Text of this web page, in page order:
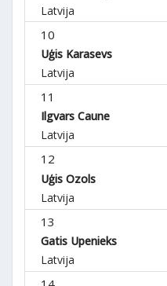
Latvija
10
Uģis Karasevs
Latvija
11
Ilgvars Caune
Latvija
12
Uģis Ozols
Latvija
13
Gatis Upenieks
Latvija